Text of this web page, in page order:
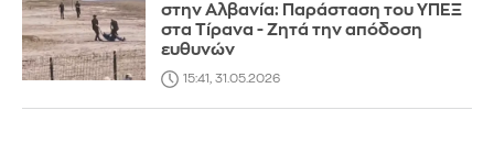
στην Αλβανία: Παράσταση του ΥΠΕΞ
στα Τίρανα - Ζητά την απόδοση
ευθυνών
15:41, 31.05.2026